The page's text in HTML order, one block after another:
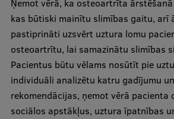
Ņemot vērā, ka osteoartrīta
kas būtiski mainītu slimības gaitu, arī
pastiprināti uzsvērt uztura lomu
osteoartrītu, lai samazinātu slimības
Pacientus būtu vēlams nosūtīt pie
individuāli analizētu katru gadījumu
rekomendācijas, ņemot vērā pacienta
sociālos apstākļus, uztura īpatnības